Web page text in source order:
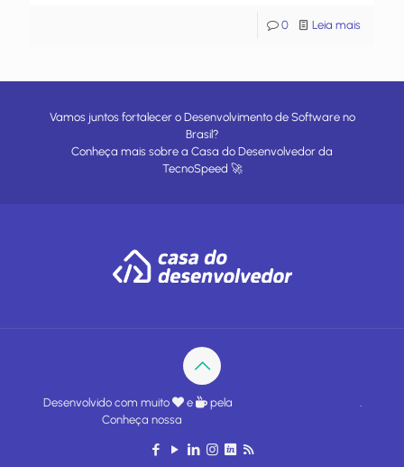
0 Leia mais
Vamos juntos fortalecer o Desenvolvimento de Software no
Brasil?
Conheça mais sobre a Casa do Desenvolvedor da
TecnoSpeed 🚀
Desenvolvido com muito e pela
Conheça nossa